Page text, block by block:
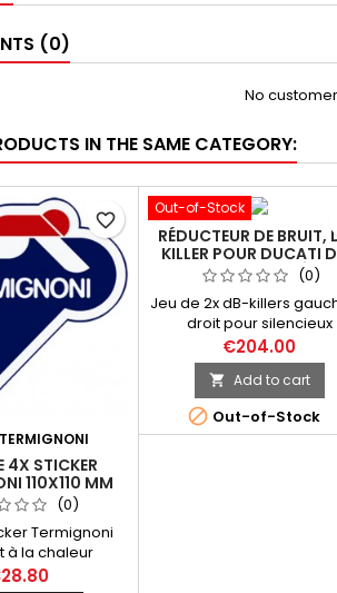
(0)
No
IN THE SAME CATEGORY:
TERMIGNONI
4X STICKER
110X110 MM
(0)
Termignoni
à la chaleur
110x110 mm.
favorite_border
Out-of-Stock
RÉDUCTEUR DE BRUIT,
KILLER POUR DUCATI
HOMOLOGUÉS
(0)
Jeu de 2x dB-killers
droit pour silencieux
Termignoni carbone
homologués D113 destinés
Ducati 848, 848 Evo, 1098,
PHOTO NON
€204.00
 Add to cart
 Out-of-Stock